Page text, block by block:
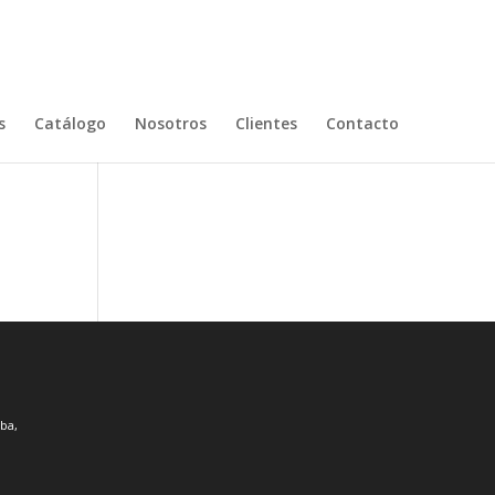
Catálogo Nosotros Clientes Contacto